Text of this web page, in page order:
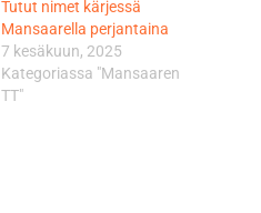
Tutut nimet kärjessä
Mansaarella perjantaina
7 kesäkuun, 2025
Kategoriassa "Mansaaren
TT"